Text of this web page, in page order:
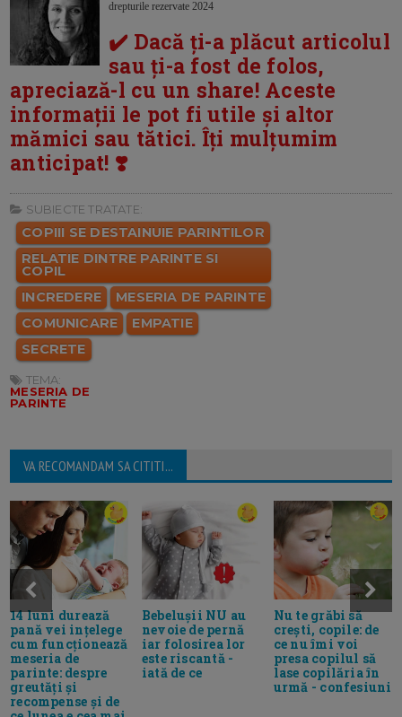
drepturile rezervate 2024
✔️ Dacă ți-a plăcut articolul
sau ți-a fost de folos,
apreciază-l cu un share! Aceste
informații le pot fi utile și altor
mămici sau tătici. Îți mulțumim
anticipat! ❣️
SUBIECTE TRATATE:
COPIII SE DESTAINUIE PARINTILOR
RELATIE DINTRE PARINTE SI
COPIL
INCREDERE
MESERIA DE PARINTE
COMUNICARE
EMPATIE
SECRETE
TEMA:
MESERIA DE
PARINTE
VA RECOMANDAM SA CITITI...
14 luni durează
pană vei ințelege
cum funcționează
meseria de
parinte: despre
greutăți și
recompense și de
Bebelușii NU au
nevoie de pernă
iar folosirea lor
este riscantă -
iată de ce
Nu te grăbi să
crești, copile: de
ce nu îmi voi
presa copilul să
lase copilăria în
urmă - confesiuni